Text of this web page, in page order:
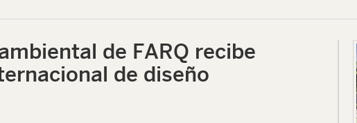
de FARQ recibe
de diseño